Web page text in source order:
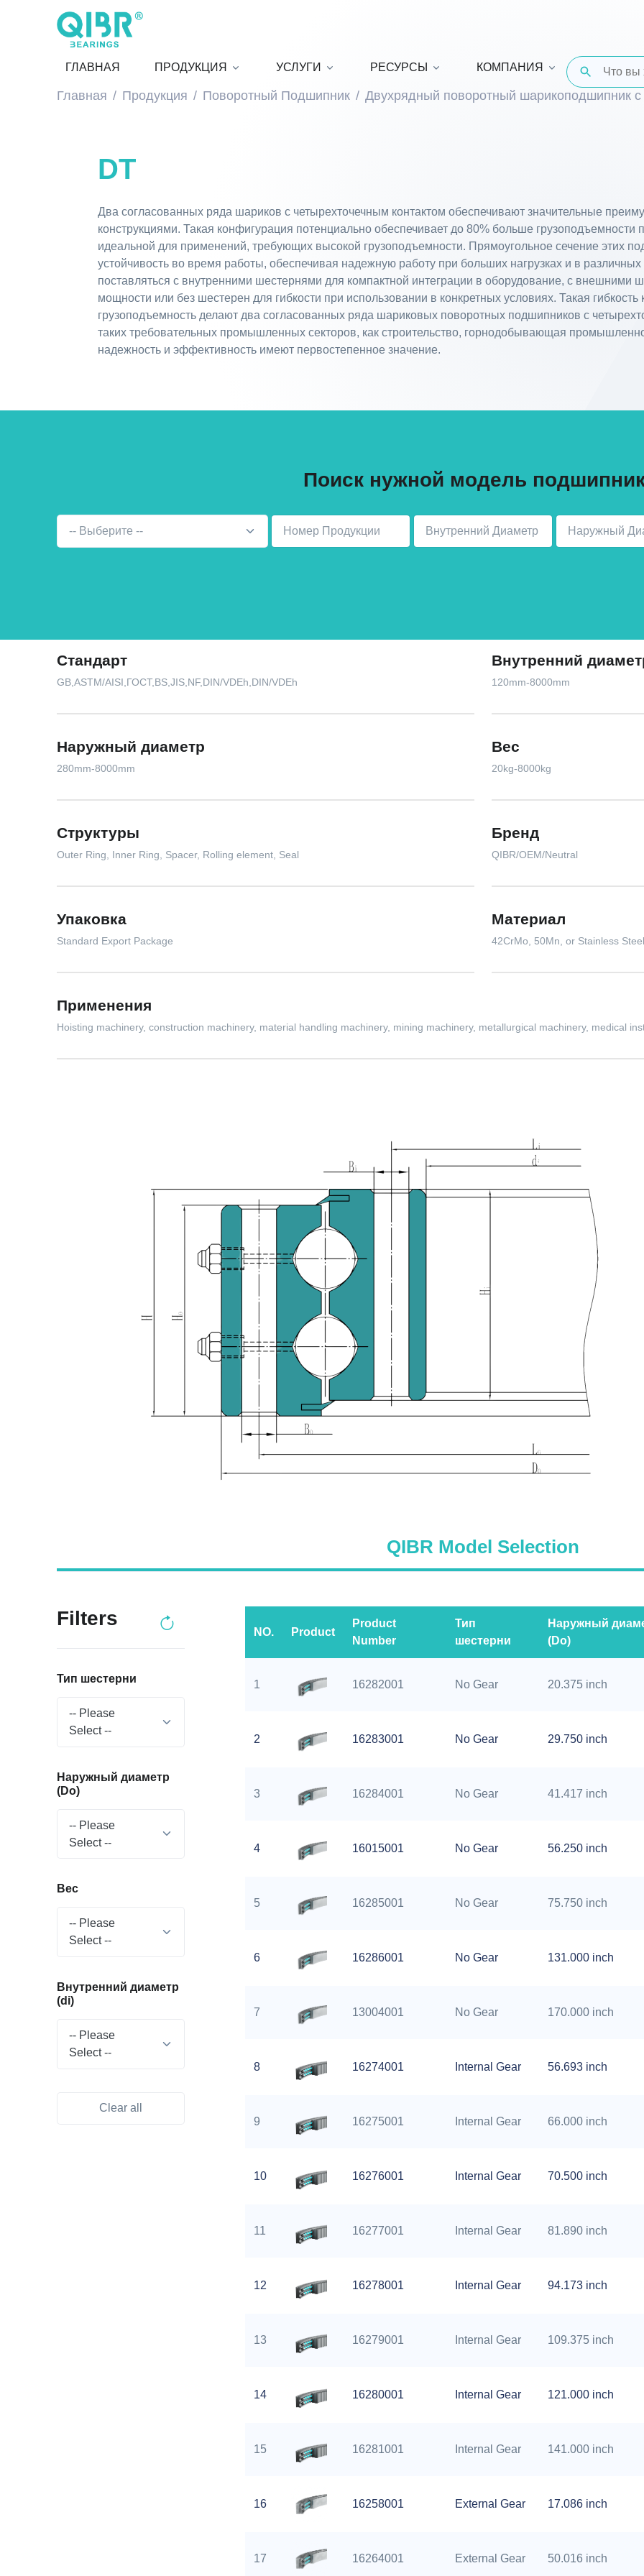
ГЛАВНАЯ ПРОДУКЦИЯ УСЛУГИ РЕСУРСЫ КОМПАНИЯ
Главная Продукция Поворотный Подшипник Двухрядный поворотный шарикоподшипник
DT
Два согласованных ряда шариков с четырехточечным контактом обеспечивают значительные
конструкциями. Такая конфигурация потенциально обеспечивает до 80% больше грузоподъемности
идеальной для применений, требующих высокой грузоподъемности. Прямоугольное сечение этих
устойчивость во время работы, обеспечивая надежную работу при больших нагрузках и в
поставляться с внутренними шестернями для компактной интеграции в оборудование, с
мощности или без шестерен для гибкости при использовании в конкретных условиях. Такая
грузоподъемность делают два согласованных ряда шариковых поворотных подшипников с
таких требовательных промышленных секторов, как строительство, горнодобывающая
надежность и эффективность имеют первостепенное значение.
Поиск нужной модель
-- Выберите --
Стандарт
GB,ASTM/AISI,ГОСТ,BS,JIS,NF,DIN/VDEh,DIN/VDEh
Внутренний
120mm-8000mm
Наружный диаметр
280mm-8000mm
Вес
20kg-8000kg
Структуры
Outer Ring, Inner Ring, Spacer, Rolling element, Seal
Бренд
QIBR/OEM/Neutral
Упаковка
Standard Export Package
Материал
42CrMo, 50Mn, or Stainless Steel
Применения
Hoisting machinery, construction machinery, material handling machinery, mining machinery, metallurgical machinery, medical
QIBR Model Selection
Filters
Тип шестерни
-- Please
Select --
Наружный диаметр
(Do)
-- Please
Select --
Вес
-- Please
Select --
Внутренний диаметр
(di)
-- Please
Select --
Clear all
NO. Product
Product
Number
Тип
шестерни
Наружный
(Do)
1 16282001 No Gear 20.375 inch
2 16283001 No Gear 29.750 inch
3 16284001 No Gear 41.417 inch
4 16015001 No Gear 56.250 inch
5 16285001 No Gear 75.750 inch
6 16286001 No Gear 131.000 inch
7 13004001 No Gear 170.000 inch
8 16274001 Internal Gear 56.693 inch
9 16275001 Internal Gear 66.000 inch
10 16276001 Internal Gear 70.500 inch
11 16277001 Internal Gear 81.890 inch
12 16278001 Internal Gear 94.173 inch
13 16279001 Internal Gear 109.375 inch
14 16280001 Internal Gear 121.000 inch
15 16281001 Internal Gear 141.000 inch
16 16258001 External Gear 17.086 inch
17 16264001 External Gear 50.016 inch